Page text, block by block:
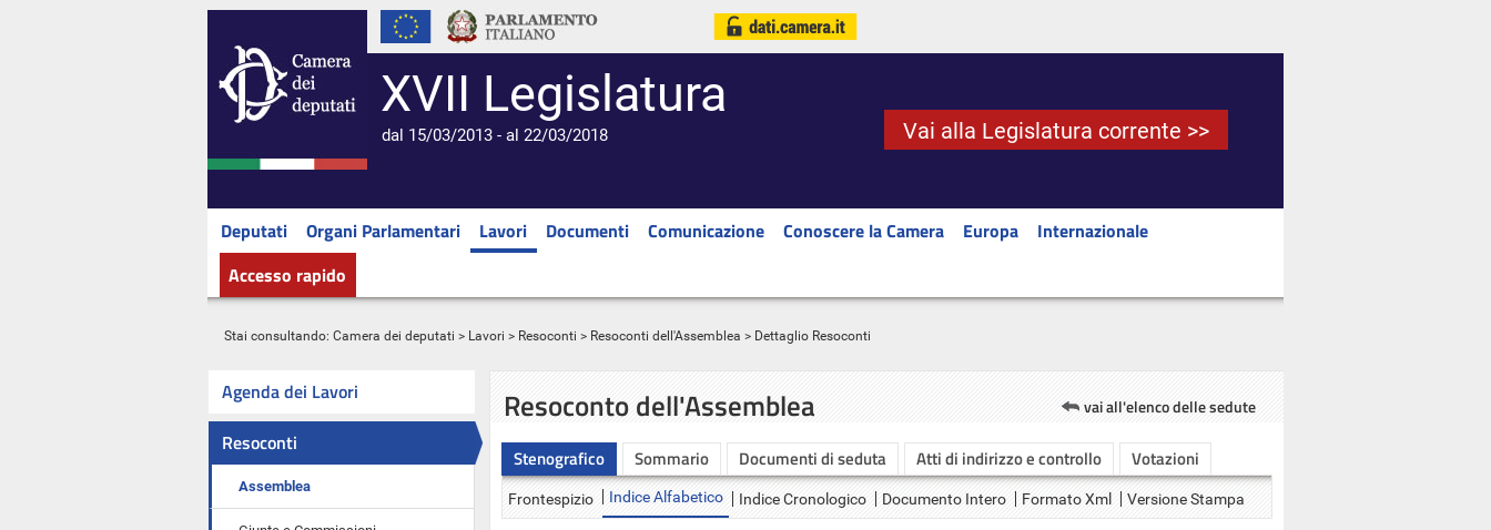
XVII Legislatura
dal 15/03/2013 - al 22/03/2018 Vai alla Legislatura corrente >>
Deputati Organi Parlamentari Lavori Documenti Comunicazione Conoscere la Camera Europa
Internazionale
Accesso rapido
Stai consultando: Camera dei deputati > Lavori > Resoconti > Resoconti dell'Assemblea > Dettaglio Resoconti
Agenda dei Lavori
Resoconti
Assemblea
Resoconto dell'Assemblea vai all'elenco delle sedute
Stenografico Sommario Documenti di seduta Atti di indirizzo e controllo Votazioni
Frontespizio Indice Alfabetico Indice Cronologico Documento Intero Formato Xml Versione Stampa